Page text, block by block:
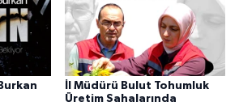
İl Müdürü Bulut Tohumluk
Üretim Sahalarında